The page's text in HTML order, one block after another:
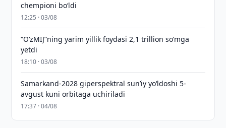
chempioni bo‘ldi
12:25 · 03/08
“O‘zMIJ”ning yarim yillik foydasi 2,1 trillion so‘mga
yetdi
18:10 · 03/08
Samarkand-2028 giperspektral sun’iy yo‘ldoshi 5-
avgust kuni orbitaga uchiriladi
17:37 · 04/08